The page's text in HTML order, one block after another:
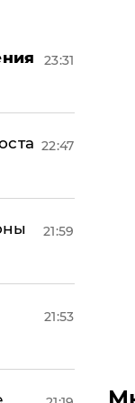
23:31
22:47
21:59
21:53